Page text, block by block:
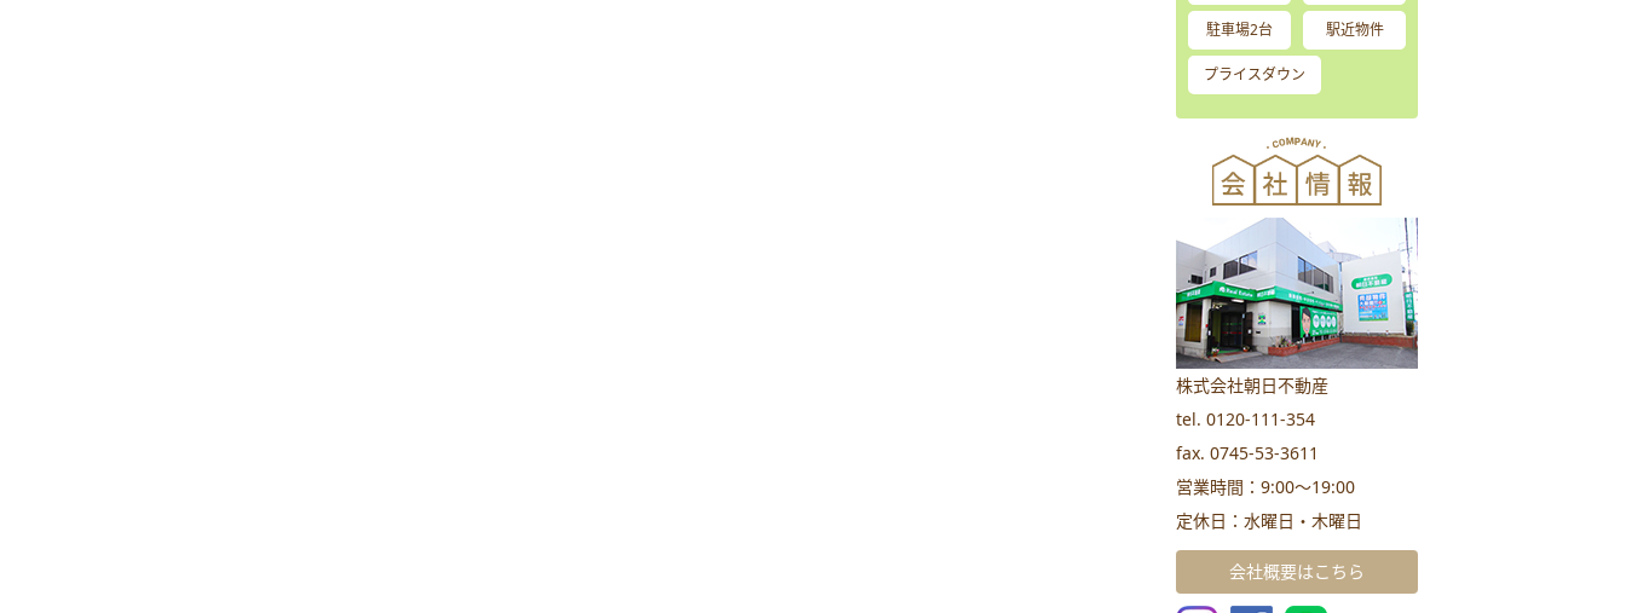
駐車場2台 駅近物件
プライスダウン
株式会社朝日不動産
tel. 0120-111-354
fax. 0745-53-3611
営業時間：9:00～19:00
定休日：水曜日・木曜日
会社概要はこちら